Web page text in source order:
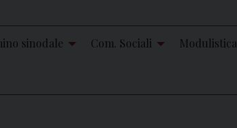
sinodale Com. Sociali Modulistica